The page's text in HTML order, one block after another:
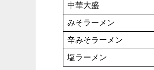
中華大盛
みそラーメン
辛みそラーメン
塩ラーメン